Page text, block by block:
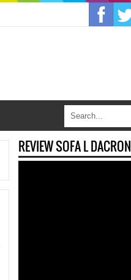
REVIEW SOFA L DACRON